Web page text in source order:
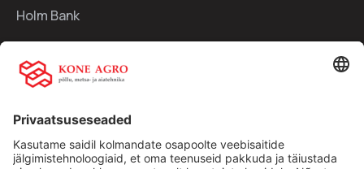
Holm Bank
Kiirlingid:
Traktorid
Kasutatud tehnika
Kontakt